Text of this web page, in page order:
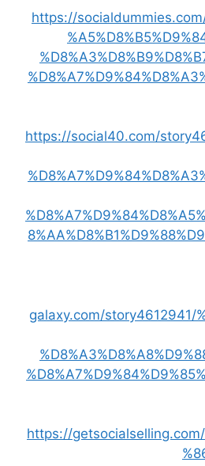
https://
https://social40.com/
galaxy.com/story4612941/
https://